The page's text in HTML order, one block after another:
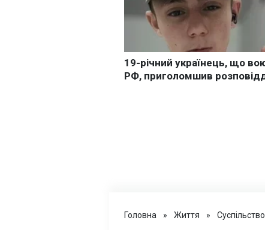
Головна » Життя » Суспільство